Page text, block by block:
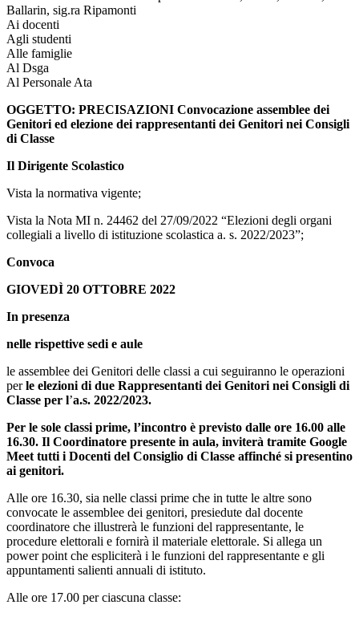
Ballarin, sig.ra Ripamonti
Ai docenti
Agli studenti
Alle famiglie
Al Dsga
Al Personale Ata
OGGETTO: PRECISAZIONI Convocazione assemblee dei
Genitori ed elezione dei rappresentanti dei Genitori nei Consigli
di Classe
Il Dirigente Scolastico
Vista la normativa vigente;
Vista la Nota MI n. 24462 del 27/09/2022 “Elezioni degli organi
collegiali a livello di istituzione scolastica a. s. 2022/2023”;
Convoca
GIOVEDÌ 20 OTTOBRE 2022
In presenza
nelle rispettive sedi e aule
le assemblee dei Genitori delle classi a cui seguiranno le operazioni
perle elezioni di due Rappresentanti dei Genitori nei Consigli di
Classe per l’a.s. 2022/2023.
Per le sole classi prime, l’incontro è previsto dalle ore 16.00 alle
16.30. Il Coordinatore presente in aula, inviterà tramite Google
Meet tutti i Docenti del Consiglio di Classe affinché si presentino
ai genitori.
Alle ore 16.30, sia nelle classi prime che in tutte le altre sono
convocate le assemblee dei genitori, presiedute dal docente
coordinatore che illustrerà le funzioni del rappresentante, le
procedure elettorali e fornirà il materiale elettorale. Si allega un
power point che espliciterà i le funzioni del rappresentante e gli
appuntamenti salienti annuali di istituto.
Alle ore 17.00 per ciascuna classe: